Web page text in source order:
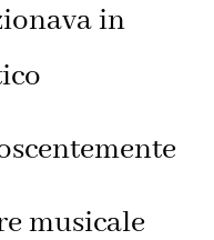
in
musicale